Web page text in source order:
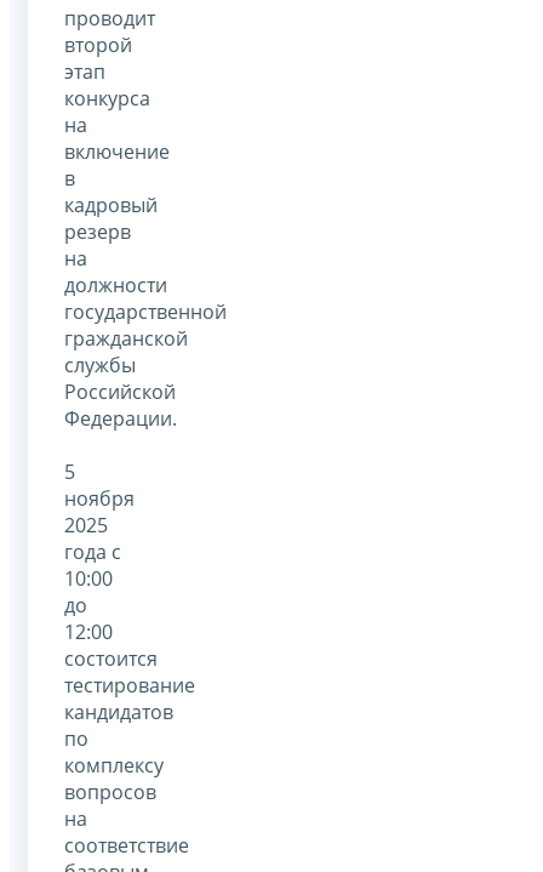
проводит
второй
этап
конкурса
на
включение
в
кадровый
резерв
на
должности
государственной
гражданской
службы
Российской
Федерации.
5
ноября
2025
года с
10:00
до
12:00
состоится
тестирование
кандидатов
по
комплексу
вопросов
на
соответствие